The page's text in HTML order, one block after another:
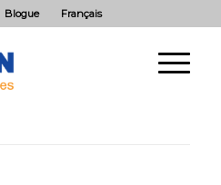
Blogue Français